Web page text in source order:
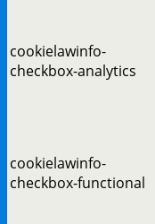
cookielawinfo-
checkbox-analytics
cookielawinfo-
checkbox-functional